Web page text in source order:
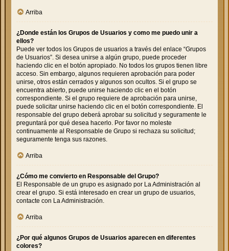
Arriba
¿Donde están los Grupos de Usuarios y como me puedo unir a
ellos?
Puede ver todos los Grupos de usuarios a través del enlace “Grupos
de Usuarios”. Si desea unirse a algún grupo, puede proceder
haciendo clic en el botón apropiado. No todos los grupos tienen libre
acceso. Sin embargo, algunos requieren aprobación para poder
unirse, otros están cerrados y algunos son ocultos. Si el grupo se
encuentra abierto, puede unirse haciendo clic en el botón
correspondiente. Si el grupo requiere de aprobación para unirse,
puede solicitar unirse haciendo clic en el botón correspondiente. El
responsable del grupo deberá aprobar su solicitud y seguramente le
preguntará por qué desea hacerlo. Por favor no moleste
continuamente al Responsable de Grupo si rechaza su solicitud;
seguramente tenga sus razones.
Arriba
¿Cómo me convierto en Responsable del Grupo?
El Responsable de un grupo es asignado por La Administración al
crear el grupo. Si está interesado en crear un grupo de usuarios,
contacte con La Administración.
Arriba
¿Por qué algunos Grupos de Usuarios aparecen en diferentes
colores?